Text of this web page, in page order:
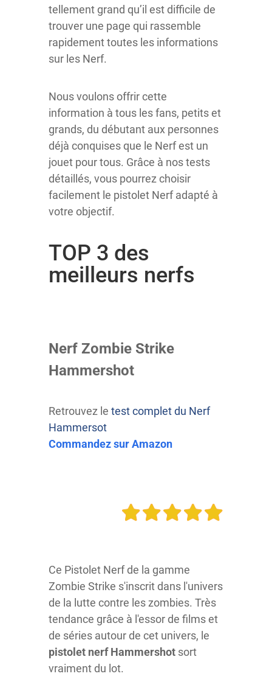
tellement grand qu’il est difficile de
trouver une page qui rassemble
rapidement toutes les informations
sur les Nerf.
Nous voulons offrir cette
information à tous les fans, petits et
grands, du débutant aux personnes
déjà conquises que le Nerf est un
jouet pour tous. Grâce à nos tests
détaillés, vous pourrez choisir
facilement le pistolet Nerf adapté à
votre objectif.
TOP 3 des
meilleurs nerfs
Nerf Zombie Strike
Hammershot
Retrouvez le test complet du Nerf
Hammersot
Commandez sur Amazon
Ce Pistolet Nerf de la gamme
Zombie Strike s'inscrit dans l'univers
de la lutte contre les zombies. Très
tendance grâce à l'essor de films et
de séries autour de cet univers, le
pistolet nerf Hammershot sort
vraiment du lot.